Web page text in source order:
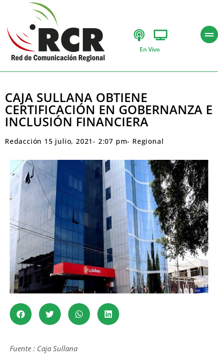
En Vivo
CAJA SULLANA OBTIENE
CERTIFICACIÓN EN GOBERNANZA E
INCLUSIÓN FINANCIERA
Redacción 15 julio, 2021- 2:07 pm- Regional
Fuente : Caja Sullana